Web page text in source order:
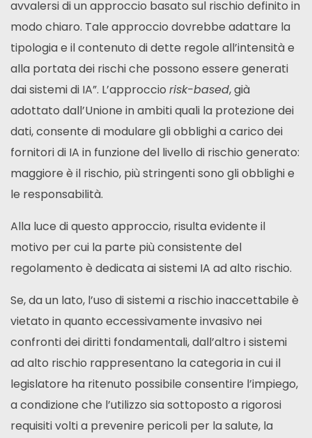
avvalersi di un approccio basato sul rischio definito in
modo chiaro. Tale approccio dovrebbe adattare la
tipologia e il contenuto di dette regole all’intensità e
alla portata dei rischi che possono essere generati
dai sistemi di IA”. L’approccio risk-based, già
adottato dall’Unione in ambiti quali la protezione dei
dati, consente di modulare gli obblighi a carico dei
fornitori di IA in funzione del livello di rischio generato:
maggiore è il rischio, più stringenti sono gli obblighi e
le responsabilità.
Alla luce di questo approccio, risulta evidente il
motivo per cui la parte più consistente del
regolamento è dedicata ai sistemi IA ad alto rischio.
Se, da un lato, l’uso di sistemi a rischio inaccettabile è
vietato in quanto eccessivamente invasivo nei
confronti dei diritti fondamentali, dall’altro i sistemi
ad alto rischio rappresentano la categoria in cui il
legislatore ha ritenuto possibile consentire l’impiego,
a condizione che l’utilizzo sia sottoposto a rigorosi
requisiti volti a prevenire pericoli per la salute, la